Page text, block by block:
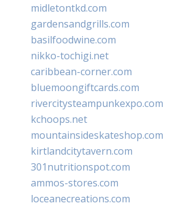
midletontkd.com
gardensandgrills.com
basilfoodwine.com
nikko-tochigi.net
caribbean-corner.com
bluemoongiftcards.com
rivercitysteampunkexpo.com
kchoops.net
mountainsideskateshop.com
kirtlandcitytavern.com
301nutritionspot.com
ammos-stores.com
loceanecreations.com